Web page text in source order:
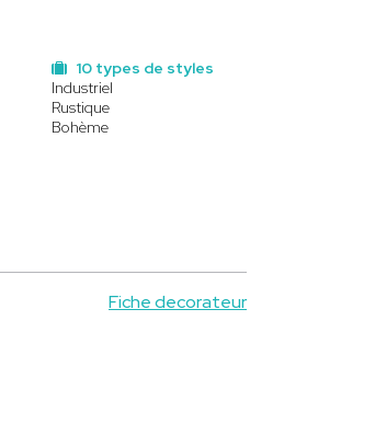
10 types de styles
Industriel
Rustique
Bohème
Fiche decorateur